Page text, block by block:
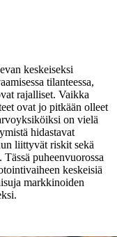
keskeiseksi
tilanteessa,
rajalliset. Vaikka
ovat jo pitkään olleet
on vielä
hidastavat
liittyvät riskit sekä
puheenvuorossa
keskeisiä
markkinoiden